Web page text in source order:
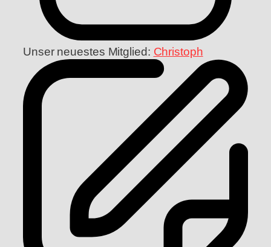
Unser neuestes Mitglied: Christoph